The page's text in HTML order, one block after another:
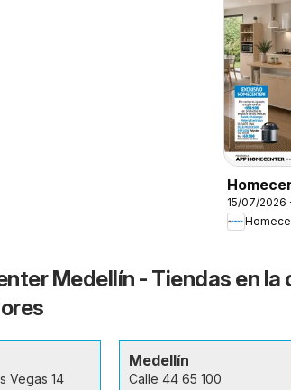
catálogo
15/07/2026
Medellín - Tiendas en la
Vegas 14
Medellín
Calle 44 65 100